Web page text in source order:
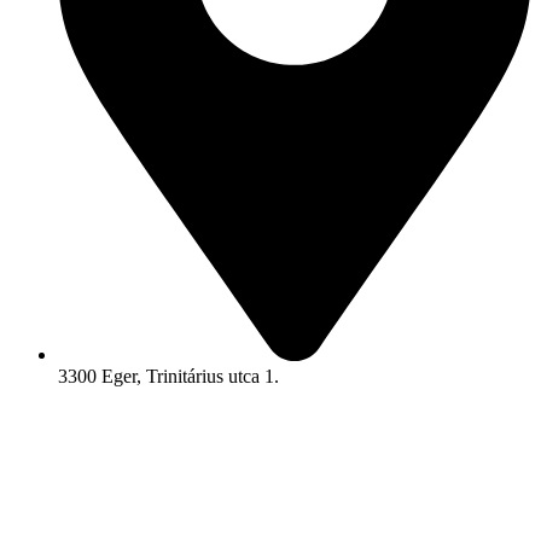
3300 Eger, Trinitárius utca 1.